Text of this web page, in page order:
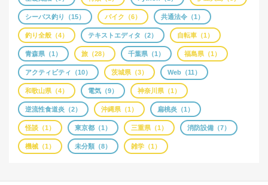
シーバス釣り（15） バイク（6） 共通法令（1）
釣り全般（4） テキストエディタ（2） 自転車（1）
青森県（1） 旅（28） 千葉県（1） 福島県（1）
アクティビティ（10） 茨城県（3） Web（11）
和歌山県（4） 電気（9） 神奈川県（1）
逆流性食道炎（2） 沖縄県（1） 扁桃炎（1）
怪談（1） 東京都（1） 三重県（1） 消防設備（7）
機械（1） 未分類（8） 雑学（1）